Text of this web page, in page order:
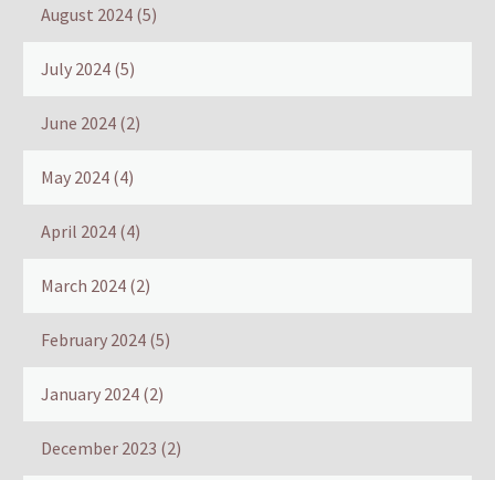
August 2024 (5)
July 2024 (5)
June 2024 (2)
May 2024 (4)
April 2024 (4)
March 2024 (2)
February 2024 (5)
January 2024 (2)
December 2023 (2)